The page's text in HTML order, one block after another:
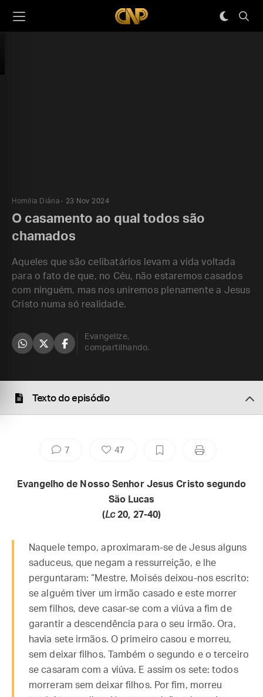
Homilia Diária 23 Nov 2024
O casamento ao qual todos são
chamados
Aqueles que são celibatários levam a vida voltada
para o fato de que, no Céu, não estaremos casados
com ninguém, mas nos uniremos plenamente a Jesus
Cristo numa só realidade.
Evangelize,
compartilhando.
Texto do episódio
7 47
Evangelho de Nosso Senhor Jesus Cristo segundo
São Lucas
(Lc20, 27-40)
Naquele tempo, aproximaram-se de Jesus alguns
saduceus, que negam a ressurreição, e lhe
perguntaram: “Mestre, Moisés deixou-nos escrito:
se alguém tiver um irmão casado e este morrer
sem filhos, deve casar-se com a viúva a fim de
garantir a descendência para o seu irmão. Ora,
havia sete irmãos. O primeiro casou e morreu,
sem deixar filhos. Também o segundo e o terceiro
se casaram com a viúva. E assim os sete: todos
morreram sem deixar filhos. Por fim, morreu